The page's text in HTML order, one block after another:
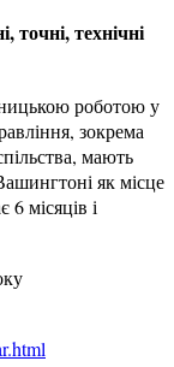
точні, технічні
роботою у
зокрема
мають
як місце
місяців і